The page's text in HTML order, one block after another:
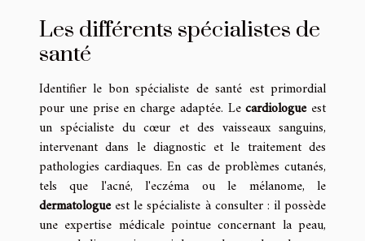
Les différents spécialistes de
santé
Identifier le bon spécialiste de santé est primordial
pour une prise en charge adaptée. Lecardiologueest
un spécialiste du cœur et des vaisseaux sanguins,
intervenant dans le diagnostic et le traitement des
pathologies cardiaques. En cas de problèmes cutanés,
tels que l'acné, l'eczéma ou le mélanome, le
dermatologueest le spécialiste à consulter : il possède
une expertise médicale pointue concernant la peau,